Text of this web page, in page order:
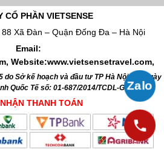
CỔ PHẦN VIETSENSE
88 Xã Đàn – Quận Đống Đa – Hà Nội
Email:
Website:www.vietsensetravel.com,
do Sở kế hoạch và đầu tư TP Hà Nội cấp ngày
Quốc Tế số: 01-687/2014/TCDL-GP LHQT
THANH TOÁN